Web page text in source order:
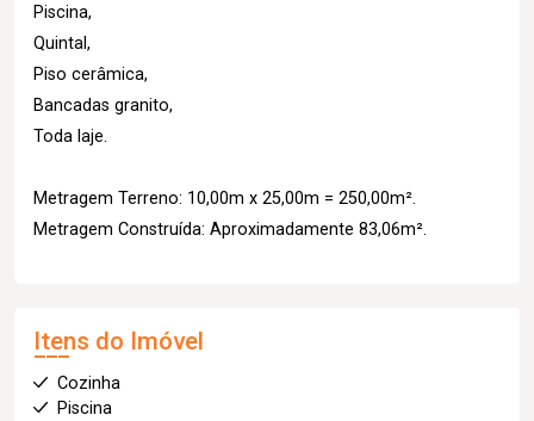
Piscina,
Quintal,
Piso cerâmica,
Bancadas granito,
Toda laje.
Metragem Terreno: 10,00m x 25,00m = 250,00m².
Metragem Construída: Aproximadamente 83,06m².
Itens do Imóvel
Cozinha
Piscina